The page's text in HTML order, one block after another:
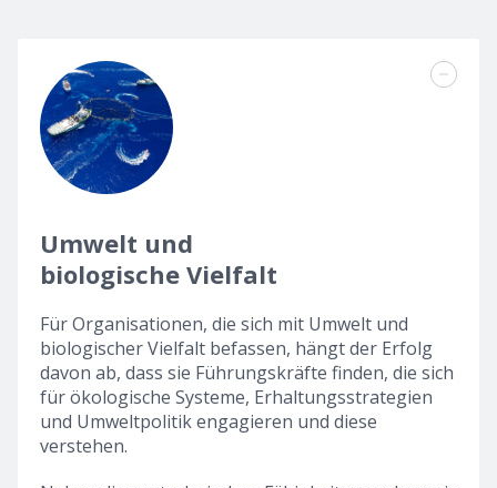
Umwelt und
biologische Vielfalt
Für Organisationen, die sich mit Umwelt und
biologischer Vielfalt befassen, hängt der Erfolg
davon ab, dass sie Führungskräfte finden, die sich
für ökologische Systeme, Erhaltungsstrategien
und Umweltpolitik engagieren und diese
verstehen.